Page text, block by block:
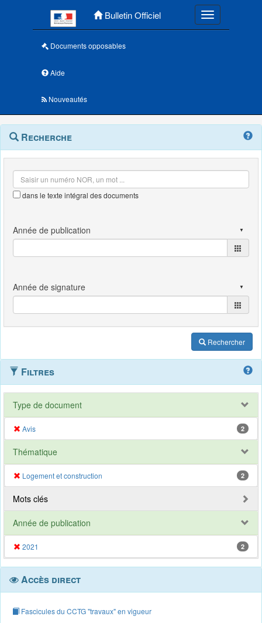
Bulletin Officiel Toggle
Documents opposables
Aide
Nouveautés
Navigation
outils
Menu
contextuel
Recherche
dans le texte intégral des documents
Rechercher
Filtres
Type de document
Avis 2
Thématique
Logement et construction 2
Mots clés
Année de publication
2021 2
Accès direct
Fascicules du CCTG "travaux" en vigueur